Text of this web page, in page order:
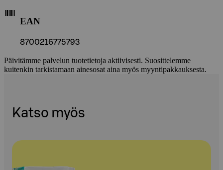
EAN
8700216775793
Päivitämme palvelun tuotetietoja aktiivisesti. Suosittelemme
kuitenkin tarkistamaan ainesosat aina myös myyntipakkauksesta.
Katso myös